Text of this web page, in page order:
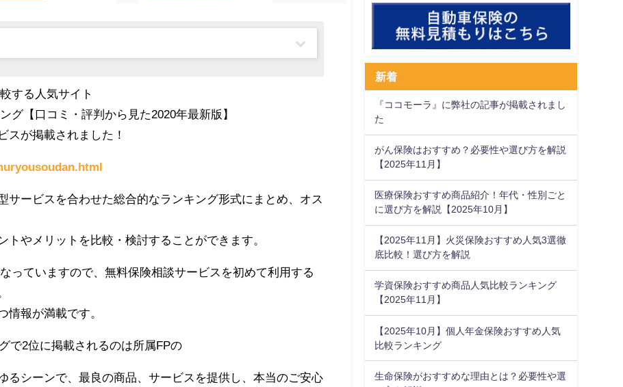
する人気サイト
グ【口コミ・評判から見た2020年最新版】
スが掲載されました！
サービスを合わせた総合的なランキング形式にまとめ、オス
やメリットを比較・検討することができます。
っていますので、無料保険相談サービスを初めて利用する
情報が満載です。
で2位に掲載されるのは所属FPの
るシーンで、最良の商品、サービスを提供し、本当のご安心
新着
『ココモーラ』に弊社の記事が掲載されまし
た
がん保険はおすすめ？必要性や選び方を解説
【2025年11月】
医療保険おすすめ商品紹介！年代・性別ごと
に選び方を解説【2025年10月】
【2025年11月】火災保険おすすめ人気3選徹
底比較！選び方を解説
学資保険おすすめ商品人気比較ランキング
【2025年11月】
【2025年10月】個人年金保険おすすめ人気
比較ランキング
生命保険がおすすめな理由とは？必要性や選